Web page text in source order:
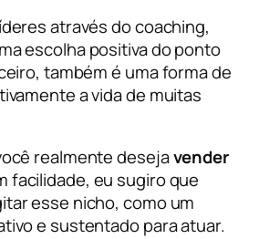
através do coaching,
escolha positiva do ponto
também é uma forma de
a vida de muitas
realmente desejavender
facilidade, eu sugiro que
esse nicho, como um
e sustentado para atuar.